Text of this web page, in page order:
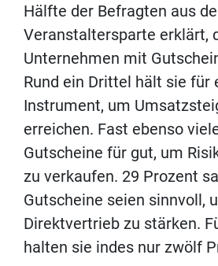
Hälfte der Befragten aus
Veranstaltersparte erklärt,
Unternehmen mit
Rund ein Drittel hält sie für
Instrument, um
erreichen. Fast ebenso
Gutscheine für gut, um
zu verkaufen. 29 Prozent
Gutscheine seien sinnvoll,
Direktvertrieb zu stärken.
halten sie indes nur zwölf